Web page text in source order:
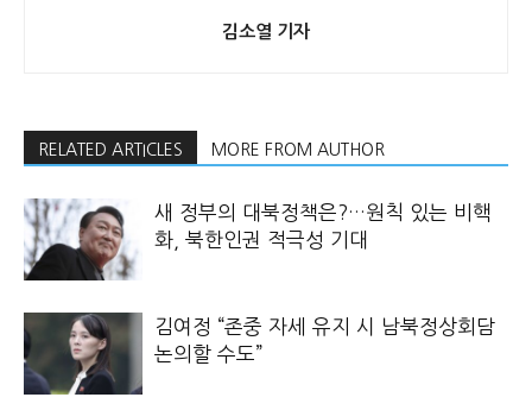
김소열 기자
RELATED ARTICLES MORE FROM AUTHOR
새 정부의 대북정책은?…원칙 있는 비핵
화, 북한인권 적극성 기대
김여정 “존중 자세 유지 시 남북정상회담
논의할 수도”